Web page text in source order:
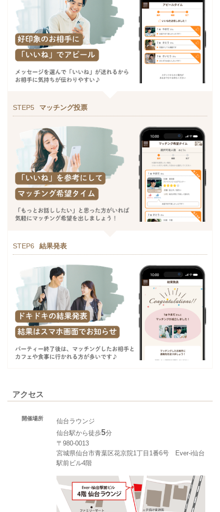
STEP5 マッチング投票
STEP6 結果発表
アクセス
開催場所
仙台ラウンジ
仙台駅から徒歩5分
〒980-0013
宮城県仙台市青葉区花京院1丁目1番6号 Ever-i仙台
駅前ビル4階